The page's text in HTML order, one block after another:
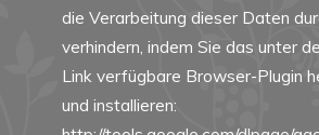
die Verarbeitung dieser Daten
verhindern, indem Sie das unter
Link verfügbare Browser-Plugin
und installieren: